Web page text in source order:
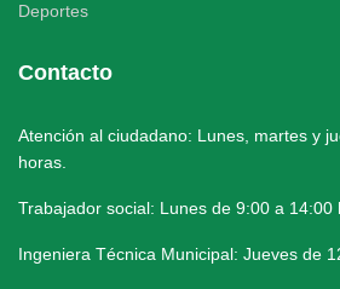
Deportes
Contacto
Atención al ciudadano: Lunes, martes y
horas.
Trabajador social: Lunes de 9:00 a 14:00
Ingeniera Técnica Municipal: Jueves de